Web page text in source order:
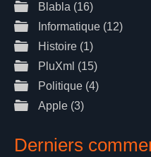
Blabla (16)
Informatique (12)
Histoire (1)
PluXml (15)
Politique (4)
Apple (3)
Derniers